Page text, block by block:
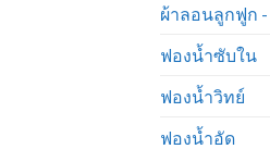
ผ้าลอนลูกฟูก -
ฟองน้ำซับใน
ฟองน้ำวิทย์
ฟองน้ำอัด